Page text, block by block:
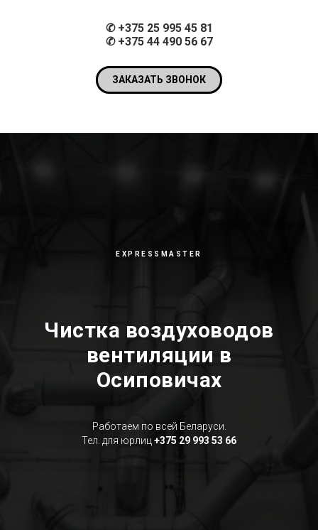
✆ +375 25 995 45 81
✆ +375 44 490 56 67
ЗАКАЗАТЬ ЗВОНОК
EXPRESSMASTER
Чистка воздуховодов
вентиляции в
Осиповичах
Работаем по всей Беларуси.
Тел. для юрлиц +375 29 993 53 66